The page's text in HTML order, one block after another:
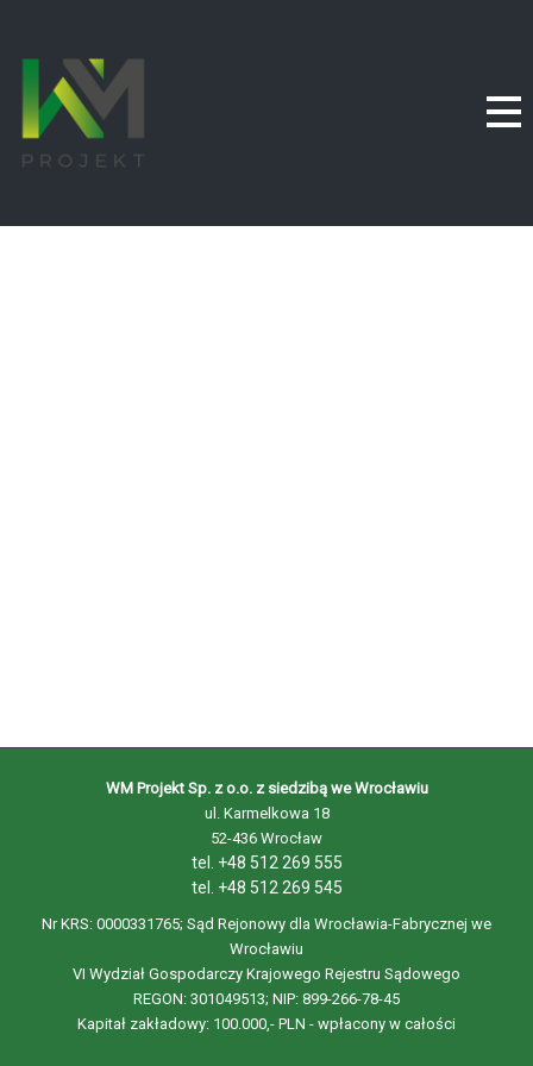
WM Projekt Sp. z o.o. z siedzibą we Wrocławiu
ul. Karmelkowa 18
52-436 Wrocław
tel. +48 512 269 555
tel. +48 512 269 545
Nr KRS: 0000331765; Sąd Rejonowy dla Wrocławia-Fabrycznej we
Wrocławiu
VI Wydział Gospodarczy Krajowego Rejestru Sądowego
REGON: 301049513; NIP: 899-266-78-45
Kapitał zakładowy: 100.000,- PLN - wpłacony w całości